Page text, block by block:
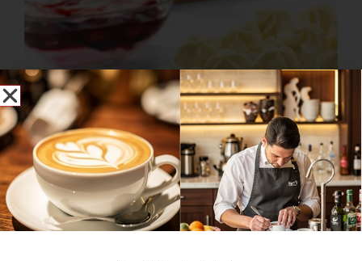
Neben der verpackten Portionsvariante gibt es MEGGLE
Butterfly auch als dekorative TK-Blüte à 10 Gramm.
(Quelle: MEGGLE GmbH & Co. KG)
Auf einen Blick: MEGGLE Butterfly